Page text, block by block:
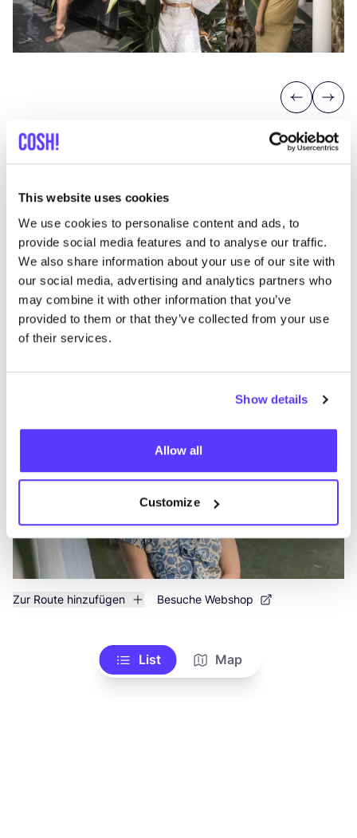
This website uses cookies
We use cookies to personalise content and ads, to
provide social media features and to analyse our traffic.
We also share information about your use of our site with
our social media, advertising and analytics partners who
may combine it with other information that you’ve
provided to them or that they’ve collected from your use
of their services.
Show details
Allow all
Customize
Previous
Next
Entdecke, wo DuJIWYA
einkaufen kannst
Alle 1 Geschäfte anzeigen
Zur Route hinzufügen Besuche Webshop
List Map